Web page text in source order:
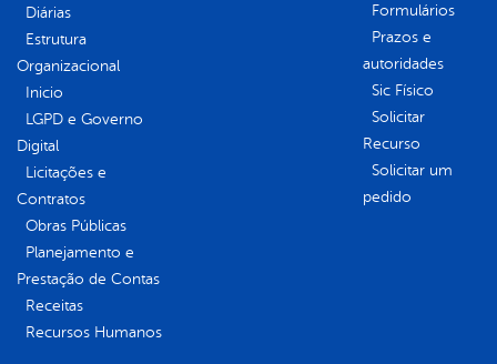
Diárias
Estrutura
Organizacional
Inicio
LGPD e Governo
Digital
Licitações e
Contratos
Obras Públicas
Planejamento e
Prestação de Contas
Receitas
Recursos Humanos
Formulários
Prazos e
autoridades
Sic Físico
Solicitar
Recurso
Solicitar um
pedido